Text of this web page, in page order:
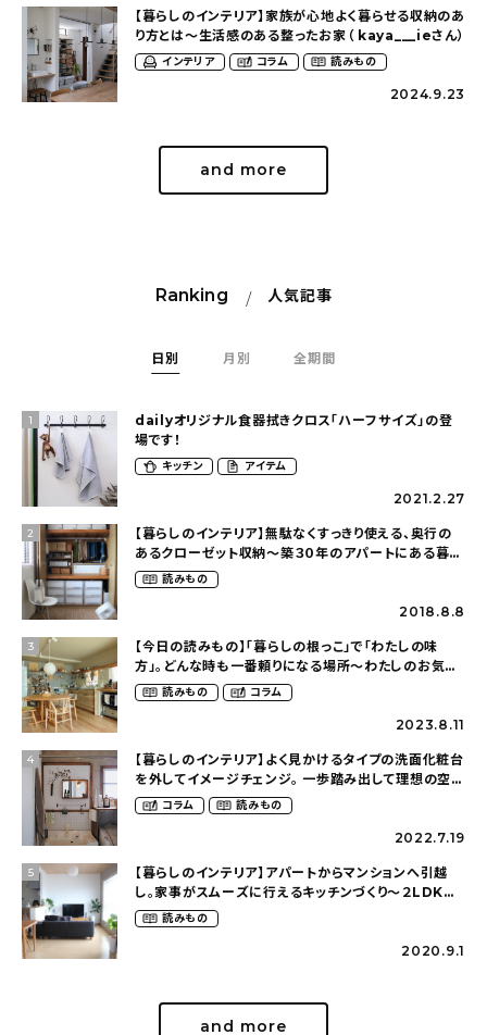
【暮らしのインテリア】家族が心地よく暮らせる収納のあ
り方とは〜生活感のある整ったお家（ kaya___ieさん）
インテリア コラム 読みもの
2024.9.23
and more
Ranking 人気記事
日別 月別 全期間
1
dailyオリジナル食器拭きクロス「ハーフサイズ」の登
場です！
キッチン アイテム
2021.2.27
2
【暮らしのインテリア】無駄なくすっきり使える、奥行の
あるクローゼット収納〜築３０年のアパートにある暮ら
し（mari_ppe_さん）
読みもの
2018.8.8
3
【今日の読みもの】「暮らしの根っこ」で「わたしの味
方」。どんな時も一番頼りになる場所〜わたしのお気に
入りのキッチン（posocotoさん）
読みもの コラム
2023.8.11
4
【暮らしのインテリア】よく見かけるタイプの洗面化粧台
を外してイメージチェンジ。 一歩踏み出して理想の空間
へ〜築１２年の建売住宅をDIYする暮らし
（asasa0509さん）
コラム 読みもの
2022.7.19
5
【暮らしのインテリア】アパートからマンションへ引越
し。家事がスムーズに行えるキッチンづくり〜２LDKの
賃貸暮らし（mari_ppe_さん）
読みもの
2020.9.1
and more